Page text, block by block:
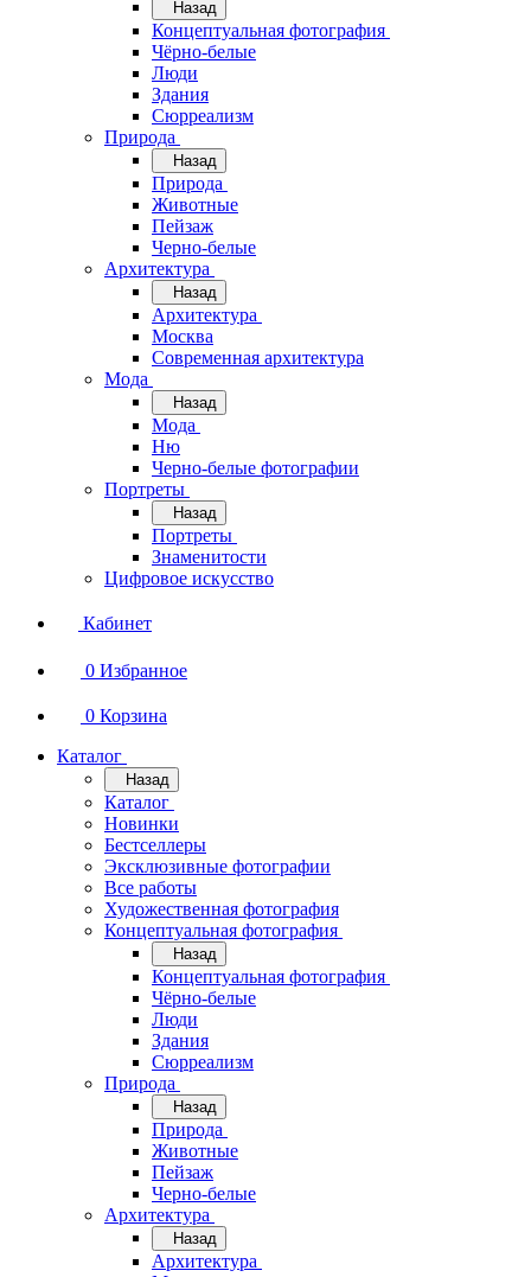
Назад
Концептуальная фотография
Чёрно-белые
Люди
Здания
Сюрреализм
Природа
Назад
Природа
Животные
Пейзаж
Черно-белые
Архитектура
Назад
Архитектура
Москва
Современная архитектура
Мода
Назад
Мода
Ню
Черно-белые фотографии
Портреты
Назад
Портреты
Знаменитости
Цифровое искусство
Кабинет
0 Избранное
0 Корзина
Каталог
Назад
Каталог
Новинки
Бестселлеры
Эксклюзивные фотографии
Все работы
Художественная фотография
Концептуальная фотография
Назад
Концептуальная фотография
Чёрно-белые
Люди
Здания
Сюрреализм
Природа
Назад
Природа
Животные
Пейзаж
Черно-белые
Архитектура
Назад
Архитектура